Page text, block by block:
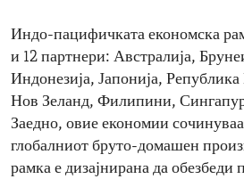
Индо-пацифичката економска
и 12 партнери: Австралија,
Индонезија, Јапонија, Република
Нов Зеланд, Филипини,
Заедно, овие економии
глобалниот бруто-домашен
рамка е дизајнирана да обезбеди